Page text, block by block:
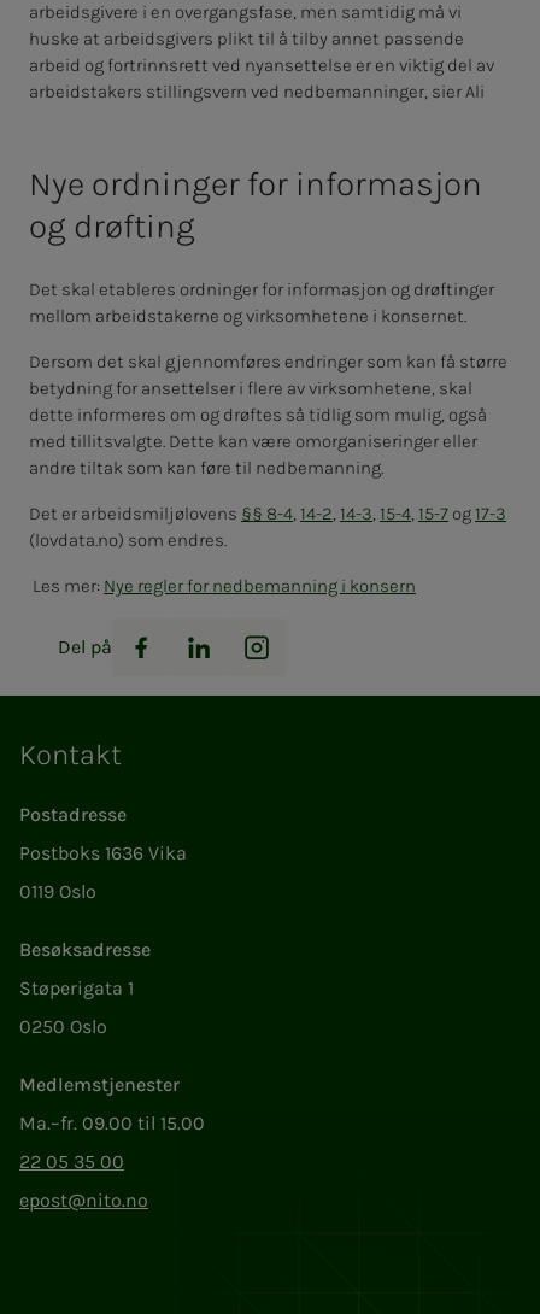
arbeidsgivere i en overgangsfase, men samtidig må vi
huske at arbeidsgivers plikt til å tilby annet passende
arbeid og fortrinnsrett ved nyansettelse er en viktig del av
arbeidstakers stillingsvern ved nedbemanninger, sier Ali
Nye ordninger for informasjon
og drøfting
Det skal etableres ordninger for informasjon og drøftinger
mellom arbeidstakerne og virksomhetene i konsernet.
Dersom det skal gjennomføres endringer som kan få større
betydning for ansettelser i flere av virksomhetene, skal
dette informeres om og drøftes så tidlig som mulig, også
med tillitsvalgte. Dette kan være omorganiseringer eller
andre tiltak som kan føre til nedbemanning.
Det er arbeidsmiljølovens §§ 8-4, 14-2, 14-3, 15-4, 15-7 og 17-3
(lovdata.no) som endres.
Les mer: Nye regler for nedbemanning i konsern
Del på
Facebook
LinkedInInstagram
Kontakt
Postadresse
Postboks 1636 Vika
0119 Oslo
Besøksadresse
Støperigata 1
0250 Oslo
Medlemstjenester
Ma.–fr. 09.00 til 15.00
22 05 35 00
epost@nito.no